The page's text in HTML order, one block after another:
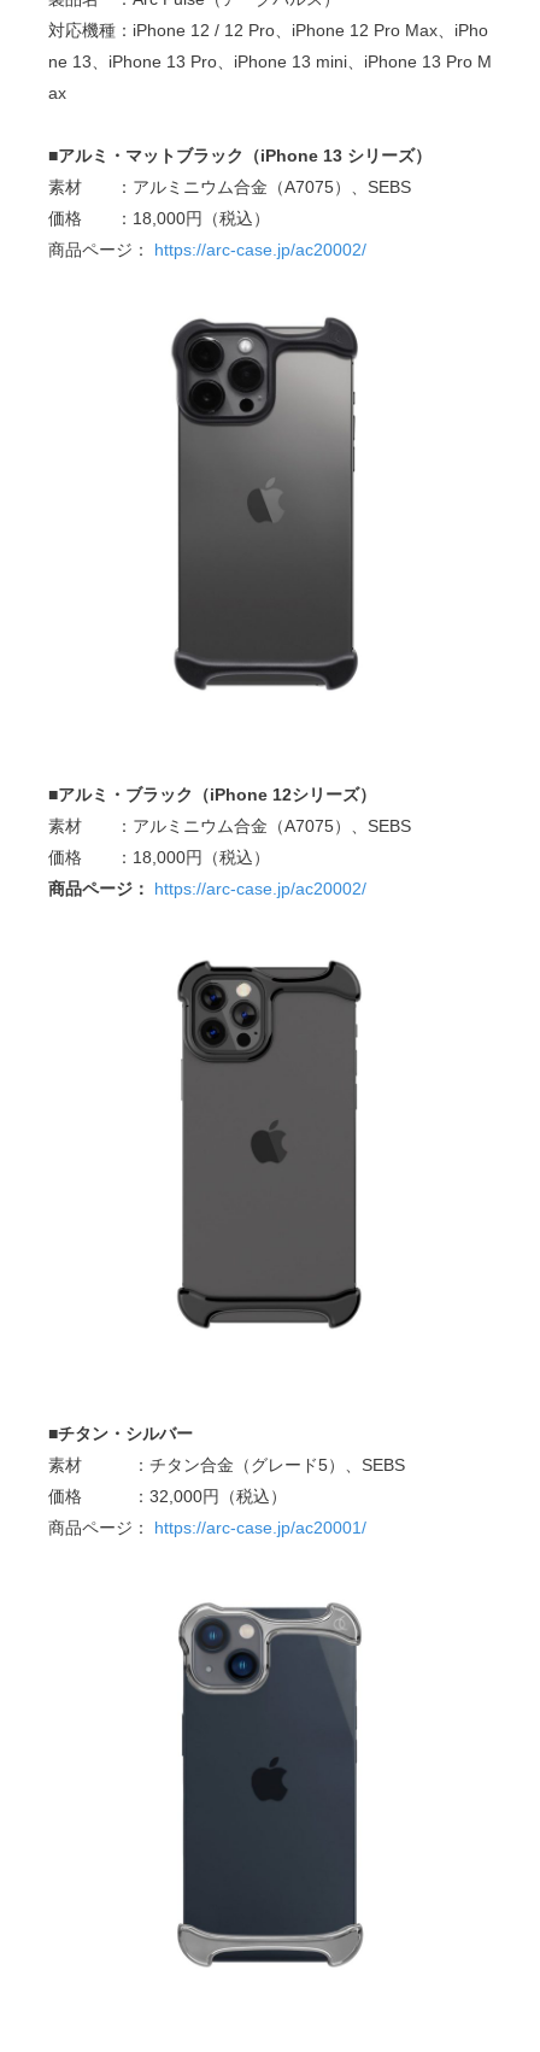
対応機種：iPhone 12 / 12 Pro、iPhone 12 Pro Max、iPho
ne 13、iPhone 13 Pro、iPhone 13 mini、iPhone 13 Pro M
ax
■アルミ・マットブラック（iPhone 13 シリーズ）
素材 ：アルミニウム合金（A7075）、SEBS
価格 ：18,000円（税込）
商品ページ： https://arc-case.jp/ac20002/
■アルミ・ブラック（iPhone 12シリーズ）
素材 ：アルミニウム合金（A7075）、SEBS
価格 ：18,000円（税込）
商品ページ：
https://arc-case.jp/ac20002/
■チタン・シルバー
素材 ：チタン合金（グレード5）、SEBS
価格 ：32,000円（税込）
商品ページ： https://arc-case.jp/ac20001/